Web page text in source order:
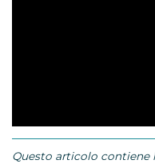
Questo articolo contiene